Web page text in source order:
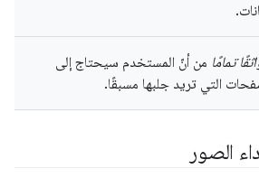
من أنّ المستخدم سيحتاج إلى
التي تريد جلبها مسبقًا.
الصور